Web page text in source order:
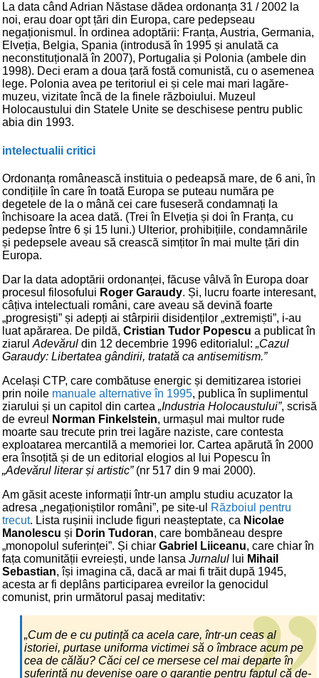
La data când Adrian Năstase dădea ordonanța 31 / 2002 la
noi, erau doar opt țări din Europa, care pedepseau
negaționismul. În ordinea adoptării: Franța, Austria, Germania,
Elveția, Belgia, Spania (introdusă în 1995 și anulată ca
neconstituțională în 2007), Portugalia și Polonia (ambele din
1998). Deci eram a doua țară fostă comunistă, cu o asemenea
lege. Polonia avea pe teritoriul ei și cele mai mari lagăre-
muzeu, vizitate încă de la finele războiului. Muzeul
Holocaustului din Statele Unite se deschisese pentru public
abia din 1993.
intelectualii critici
Ordonanța românească instituia o pedeapsă mare, de 6 ani, în
condițiile în care în toată Europa se puteau număra pe
degetele de la o mână cei care fuseseră condamnați la
închisoare la acea dată. (Trei în Elveția și doi în Franța, cu
pedepse între 6 și 15 luni.) Ulterior, prohibițiile, condamnările
și pedepsele aveau să crească simțitor în mai multe țări din
Europa.
Dar la data adoptării ordonanței, făcuse vâlvă în Europa doar
procesul filosofului Roger Garaudy. Și, lucru foarte interesant,
câțiva intelectuali români, care aveau să devină foarte
„progresiști” și adepți ai stârpirii disidenților „extremiști”, i-au
luat apărarea. De pildă, Cristian Tudor Popescu a publicat în
ziarul Adevărul din 12 decembrie 1996 editorialul: „Cazul
Garaudy: Libertatea gândirii, tratată ca antisemitism.”
Același CTP, care combătuse energic și demitizarea istoriei
prin noile manuale alternative în 1995, publica în suplimentul
ziarului și un capitol din cartea „Industria Holocaustului”, scrisă
de evreul
Norman Finkelstein, urmașul mai multor rude
moarte sau trecute prin trei lagăre naziste, care contesta
exploatarea mercantilă a memoriei lor. Cartea apărută în 2000
era însoțită și de un editorial elogios al lui Popescu în
„Adevărul literar și artistic”(nr 517 din 9 mai 2000).
Am găsit aceste informații într-un amplu studiu acuzator la
adresa „negaționiștilor români”, pe site-ul
Războiul pentru
trecut. Lista rușinii include figuri neașteptate, ca Nicolae
Manolescu și Dorin Tudoran, care bombăneau despre
„monopolul suferinței”. Și chiar Gabriel Liiceanu, care chiar în
fața comunității evreiești, unde lansa Jurnalul lui Mihail
Sebastian, își imagina că, dacă ar mai fi trăit după 1945,
acesta ar fi deplâns participarea evreilor la genocidul
comunist, prin următorul pasaj meditativ:
„Cum de e cu putință ca acela care, într-un ceas al
istoriei, purtase uniforma victimei să o îmbrace acum pe
cea de călău? Căci cel ce mersese cel mai departe în
suferință nu devenise oare o garanție pentru faptul că de-